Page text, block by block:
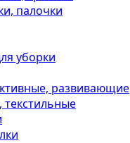
палочки
уборки
развивающие
текстильные